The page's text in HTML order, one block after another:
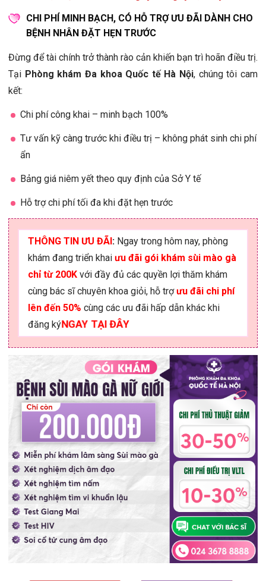
CHI PHÍ MINH BẠCH, CÓ HỖ TRỢ ƯU ĐÃI DÀNH CHO
BỆNH NHÂN ĐẶT HẸN TRƯỚC
Đừng để tài chính trở thành rào cản khiến bạn trì hoãn điều trị.
Tại Phòng khám Đa khoa Quốc tế Hà Nội, chúng tôi cam
kết:
Chi phí công khai – minh bạch 100%
Tư vấn kỹ càng trước khi điều trị – không phát sinh chi phí
ẩn
Bảng giá niêm yết theo quy định của Sở Y tế
Hỗ trợ chi phí tối đa khi đặt hẹn trước
THÔNG TIN ƯU ĐÃI: Ngay trong hôm nay, phòng
khám đang triển khai ưu đãi gói khám sùi mào gà
chỉ từ 200K với đầy đủ các quyền lợi thăm khám
cùng bác sĩ chuyên khoa giỏi, hỗ trợưu đãi chi phí
lên đến 50% cùng các ưu đãi hấp dẫn khác khi
đăng kýNGAY TẠI ĐÂY